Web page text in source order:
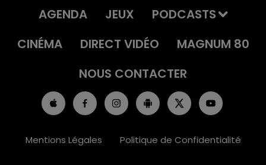
AGENDA
JEUX
PODCASTS
CINÉMA
DIRECT VIDÉO
MAGNUM 80
NOUS CONTACTER
Mentions Légales Politique de Confidentialité